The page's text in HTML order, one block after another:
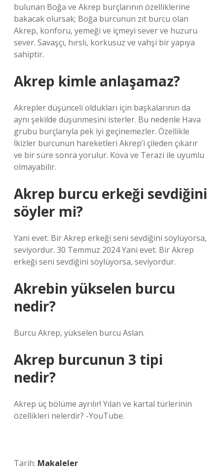
bulunan Boğa ve Akrep burçlarının özelliklerine
bakacak olursak; Boğa burcunun zıt burcu olan
Akrep, konforu, yemeği ve içmeyi sever ve huzuru
sever. Savaşçı, hırslı, korkusuz ve vahşi bir yapıya
sahiptir.
Akrep kimle anlaşamaz?
Akrepler düşünceli oldukları için başkalarının da
aynı şekilde düşünmesini isterler. Bu nedenle Hava
grubu burçlarıyla pek iyi geçinemezler. Özellikle
İkizler burcunun hareketleri Akrep’i çileden çıkarır
ve bir süre sonra yorulur. Kova ve Terazi ile uyumlu
olmayabilir.
Akrep burcu erkeği sevdiğini
söyler mi?
Yani evet. Bir Akrep erkeği seni sevdiğini söylüyorsa,
seviyordur. 30 Temmuz 2024 Yani evet. Bir Akrep
erkeği seni sevdiğini söylüyorsa, seviyordur.
Akrebin yükselen burcu
nedir?
Burcu Akrep, yükselen burcu Aslan.
Akrep burcunun 3 tipi
nedir?
Akrep üç bölüme ayrılır! Yılan ve kartal türlerinin
özellikleri nelerdir? -YouTube.
Tarih: Makaleler